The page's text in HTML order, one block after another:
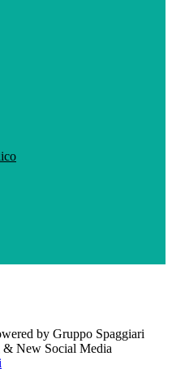
by Gruppo Spaggiari
& New Social Media